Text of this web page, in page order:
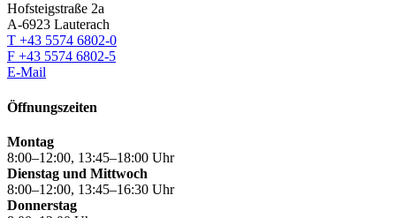
Hofsteigstraße 2a
A-6923 Lauterach
T +43 5574 6802-0
F +43 5574 6802-5
E-Mail
Öffnungszeiten
Montag
8:00–12:00, 13:45–18:00 Uhr
Dienstag und Mittwoch
8:00–12:00, 13:45–16:30 Uhr
Donnerstag